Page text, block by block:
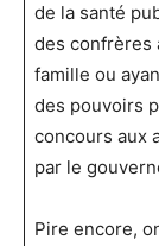
de la santé
des confrères
famille ou
des pouvoirs
concours aux
par le
Pire encore,